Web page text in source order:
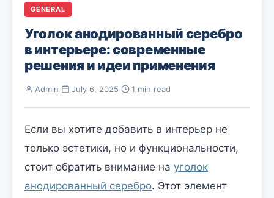
GENERAL
Уголок анодированный серебро
в интерьере: современные
решения и идеи применения
Admin July 6, 2025 1 min read
Если вы хотите добавить в интерьер не
только эстетики, но и функциональности,
стоит обратить внимание на уголок
анодированный серебро. Этот элемент